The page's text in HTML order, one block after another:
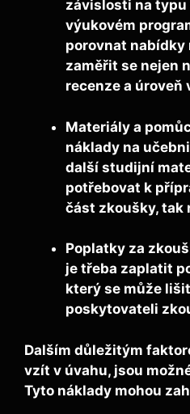
závislosti na typu
výukovém
porovnat nabídky
zaměřit se nejen
recenze a úroveň
Materiály a
náklady na
další studijní
potřebovat k
část zkoušky, tak
Poplatky za
je třeba zaplatit
který se může
poskytovateli
Dalším důležitým
vzít v úvahu, jsou
Tyto náklady mohou